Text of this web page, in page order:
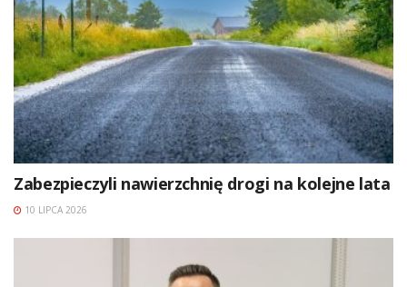
Zabezpieczyli nawierzchnię drogi na kolejne lata
10 LIPCA 2026